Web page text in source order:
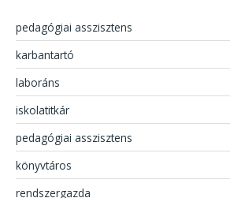
pedagógiai asszisztens
karbantartó
laboráns
iskolatitkár
pedagógiai asszisztens
könyvtáros
rendszergazda